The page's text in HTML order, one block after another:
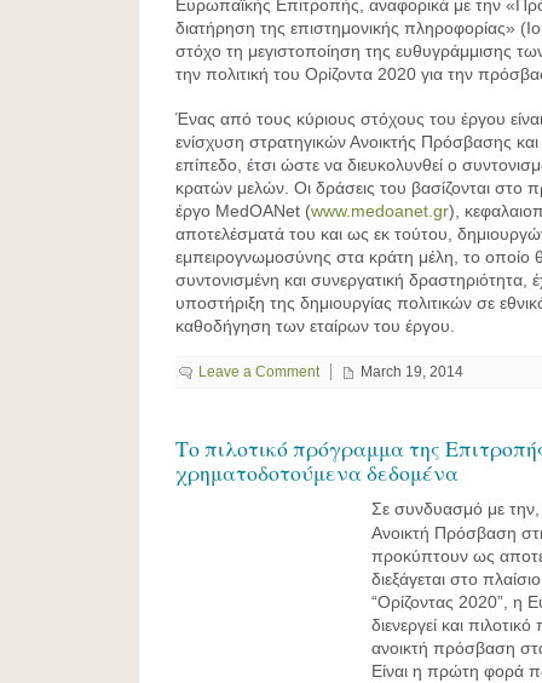
Ευρωπαϊκής Επιτροπής, αναφορικά με την
διατήρηση της επιστημονικής πληροφορίας»
στόχο τη μεγιστοποίηση της ευθυγράμμισης
την πολιτική του Ορίζοντα 2020 για την
Ένας από τους κύριους στόχους του έργου
ενίσχυση στρατηγικών Ανοικτής Πρόσβασης και
επίπεδο, έτσι ώστε να διευκολυνθεί ο
κρατών μελών. Οι δράσεις του βασίζονται στο
έργο MedOANet (www.medoanet.gr),
αποτελέσματά του και ως εκ τούτου,
εμπειρογνωμοσύνης στα κράτη μέλη, το οποίο
συντονισμένη και συνεργατική δραστηριότητα,
υποστήριξη της δημιουργίας πολιτικών σε
καθοδήγηση των εταίρων του έργου.
Leave a Comment March 19, 2014
Το πιλοτικό πρόγραμμα της
χρηματοδοτούμενα δεδομένα
Σε συνδυασμό με
Ανοικτή Πρόσβαση
προκύπτουν ως
διεξάγεται στο
“Ορίζοντας 2020”, η
διενεργεί και
ανοικτή πρόσβαση
Είναι η πρώτη φορά